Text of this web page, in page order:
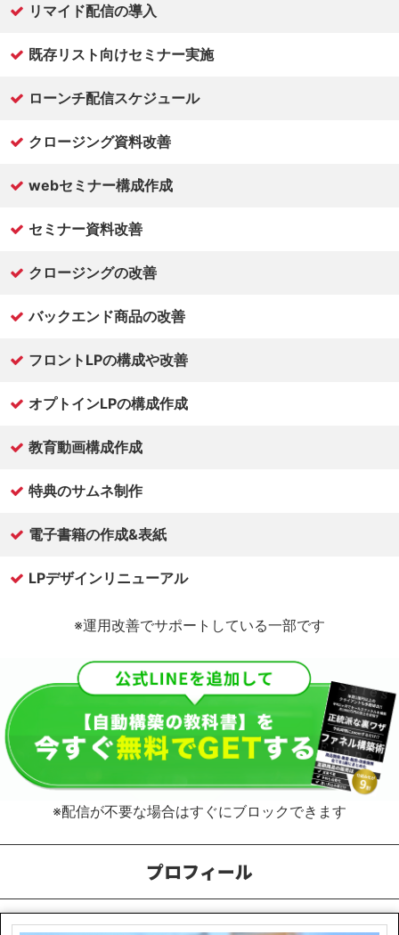
リマイド配信の導入
既存リスト向けセミナー実施
ローンチ配信スケジュール
クロージング資料改善
webセミナー構成作成
セミナー資料改善
クロージングの改善
バックエンド商品の改善
フロントLPの構成や改善
オプトインLPの構成作成
教育動画構成作成
特典のサムネ制作
電子書籍の作成&表紙
LPデザインリニューアル
※運用改善でサポートしている一部です
※配信が不要な場合はすぐにブロックできます
プロフィール